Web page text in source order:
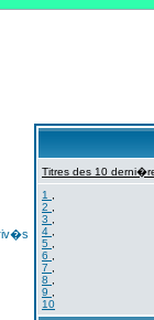
Titres des 10
1
2
3
4
5
6
7
8
9
10